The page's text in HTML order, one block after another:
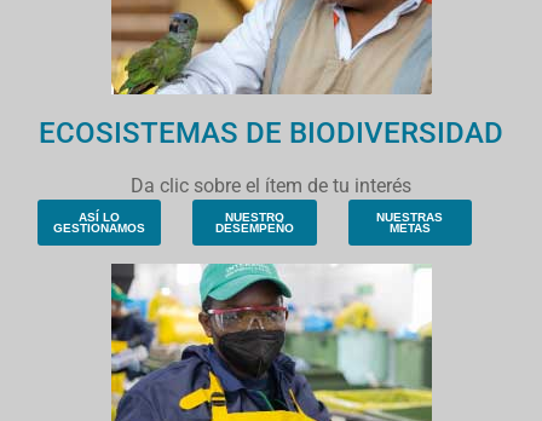
ECOSISTEMAS DE BIODIVERSIDAD
Da clic sobre el ítem de tu interés
ASÍ LO
GESTIONAMOS
NUESTRO
DESEMPEÑO
NUESTRAS
METAS